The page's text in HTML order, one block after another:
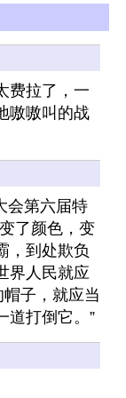
费拉了，一
嗷嗷叫的战
会第六届特
了颜色，变
，到处欺负
界人民就应
帽子，就应当
道打倒它。”